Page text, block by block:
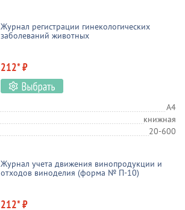
Журнал регистрации гинекологических
заболеваний животных
212* ₽
А4
книжная
20-600
Журнал учета движения винопродукции и
отходов виноделия (форма № П-10)
212* ₽